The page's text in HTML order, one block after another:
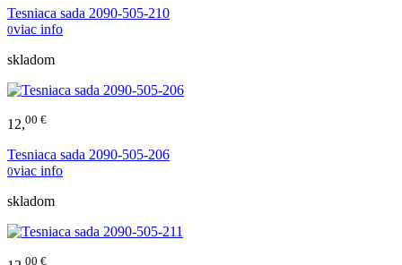
Tesniaca sada 2090-505-210
0viac info
skladom
12,00 €
Tesniaca sada 2090-505-206
0viac info
skladom
00 €